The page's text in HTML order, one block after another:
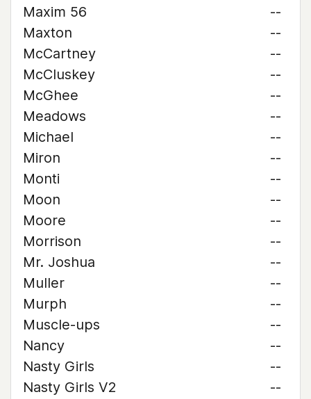
Maxim 56
--
Maxton
--
McCartney
--
McCluskey
--
McGhee
--
Meadows
--
Michael
--
Miron
--
Monti
--
Moon
--
Moore
--
Morrison
--
Mr. Joshua
--
Muller
--
Murph
--
Muscle-ups
--
Nancy
--
Nasty Girls
--
Nasty Girls V2
--